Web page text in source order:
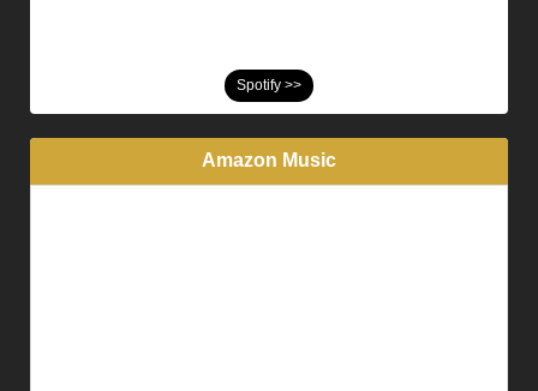
Spotify >>
Amazon Music